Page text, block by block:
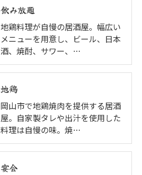
飲み放題
地鶏料理が自慢の居酒屋。幅広い
メニューを用意し、ビール、日本
酒、焼酎、サワー、…
地鶏
岡山市で地鶏焼肉を提供する居酒
屋。自家製タレや出汁を使用した
料理は自慢の味。焼…
宴会